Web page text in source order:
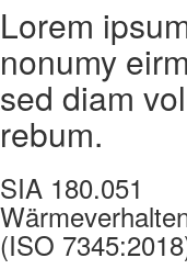
Lorem
nonumy
sed diam
rebum.
SIA 180.051
(ISO